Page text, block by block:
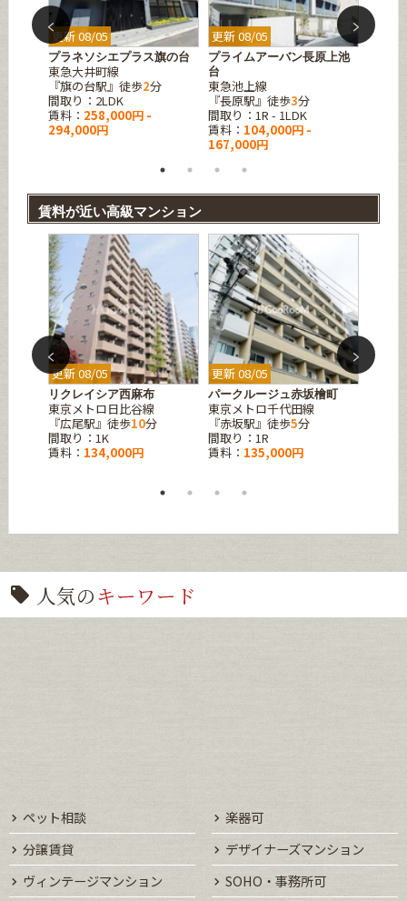
更新 08/05
プラネソシエプラス旗の台
東急大井町線
『旗の台駅』徒歩2分
間取り：2LDK
賃料： 258,000円 -
294,000円
更新 08/05
プライムアーバン長原上池
台
東急池上線
『長原駅』徒歩3分
間取り：1R - 1LDK
賃料： 104,000円 -
167,000円
更新
賃料が近い高級マンション
更新 08/05
リクレイシア西麻布
東京メトロ日比谷線
『広尾駅』徒歩10分
間取り：1K
賃料： 134,000円
更新 08/05
パークルージュ赤坂檜町
東京メトロ千代田線
『赤坂駅』徒歩5分
間取り：1R
賃料： 135,000円
人気のキーワード
ペット相談
楽器可
分譲賃貸
デザイナーズマンション
ヴィンテージマンション
SOHO・事務所可